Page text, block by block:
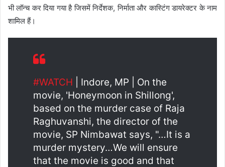
भी लॉन्च कर दिया गया है जिसमें निर्देशक, निर्माता और कास्टिंग डायरेक्टर के नाम
शामिल हैं।
#WATCH | Indore, MP | On the
movie, 'Honeymoon in Shillong',
based on the murder case of Raja
Raghuvanshi, the director of the
movie, SP Nimbawat says, "…It is a
murder mystery…We will ensure
that the movie is good and that